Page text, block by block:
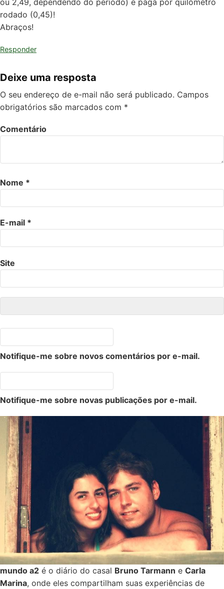
rodado (0,45)!
Abraços!
Responder
Deixe uma resposta
O seu endereço de e-mail não será publicado. Campos
obrigatórios são marcados com *
Comentário
Nome *
E-mail *
Site
Notifique-me sobre novos comentários por e-mail.
Notifique-me sobre novas publicações por e-mail.
mundo a2 é o diário do casal Bruno Tarmann e Carla
Marina, onde eles compartilham suas experiências de